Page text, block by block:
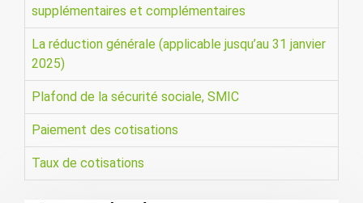
supplémentaires et complémentaires
La réduction générale (applicable jusqu’au 31 janvier
2025)
Plafond de la sécurité sociale, SMIC
Paiement des cotisations
Taux de cotisations